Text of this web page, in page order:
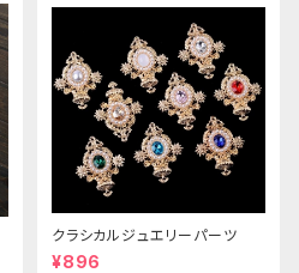
クラシカルジュエリーパーツ
¥896